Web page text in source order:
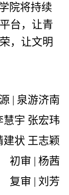
院将持续
台，让青
，让文明
| 泉游济南
慧宇 张宏玮
建状 王志颖
初审 | 杨茜
复审 | 刘芳